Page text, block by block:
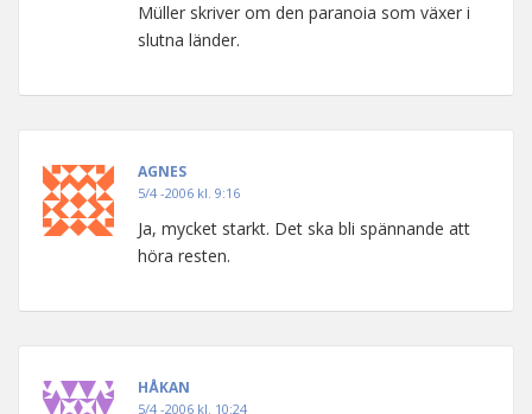
Müller skriver om den paranoia som växer i
slutna länder.
AGNES
5/4 -2006 kl. 9:16
Ja, mycket starkt. Det ska bli spännande att
höra resten.
HÅKAN
5/4 -2006 kl. 10:24